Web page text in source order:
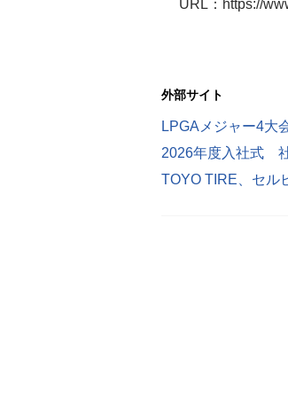
URL：https://
外部サイト
LPGAメジャー4大
2026年度入社式
TOYO TIRE、セル